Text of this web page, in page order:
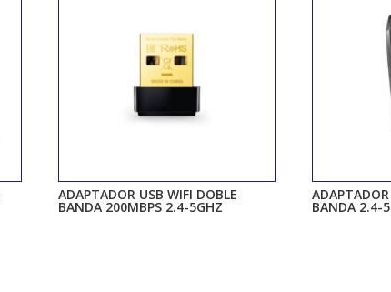
ADAPTADOR USB WIFI DOBLE
BANDA 200MBPS 2.4-5GHZ BANDA 2.4-